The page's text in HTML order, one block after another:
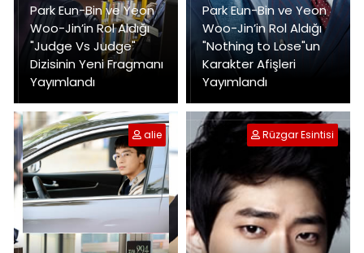
Park Eun-Bin ve Yeon
Woo-Jin’in Rol Aldığı
"Judge Vs Judge"
Dizisinin Yeni Fragmanı
Yayımlandı
Park Eun-Bin ve Yeon
Woo-Jin’in Rol Aldığı
"Nothing to Lose"un
Karakter Afişleri
Yayımlandı
alie Rüzgar Esintisi